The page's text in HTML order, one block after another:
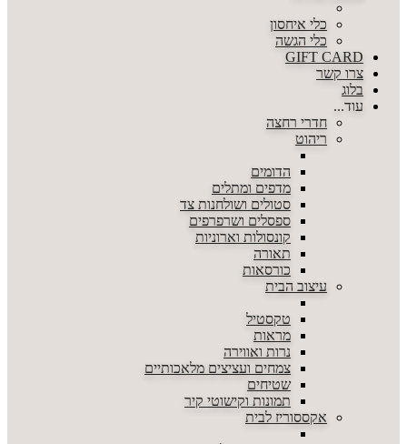
כלי איחסון
כלי הגשה
GIFT CARD
צרו קשר
בלוג
עוד...
חדרי רחצה
ריהוט
הדומים
מדפים ומתלים
סטולים ושולחנות צד
ספסלים ושרפרפים
קונסולות וארוניות
תאורה
כורסאות
עיצוב הבית
טקסטיל
מראות
נרות ואווירה
צמחים ועציצים מלאכותיים
שטיחים
תמונות וקישוטי קיר
אקססוריז לבית